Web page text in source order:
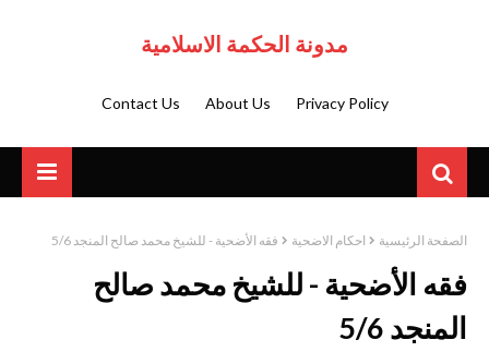
مدونة الحكمة الاسلامية
Privacy Policy
About Us
Contact Us
الصفحة الرئيسية احكام الاضحية فقه الأضحية - للشيخ محمد صالح المنجد 5/6
فقه الأضحية - للشيخ محمد صالح
المنجد 5/6